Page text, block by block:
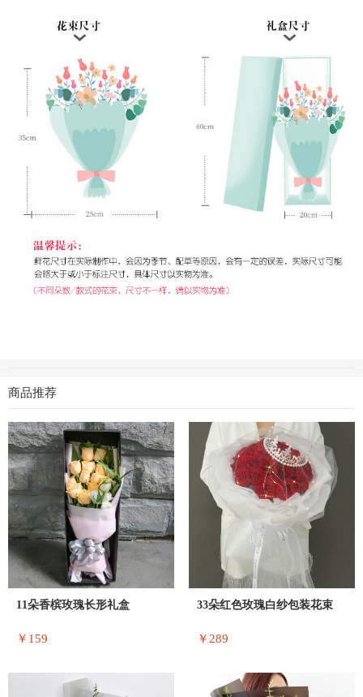
商品推荐
11朵香槟玫瑰长形礼盒
￥159
33朵红色玫瑰白纱包装花束
￥289